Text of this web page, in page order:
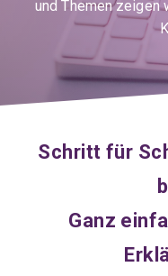
und Themen zeigen
Schritt für
Ganz